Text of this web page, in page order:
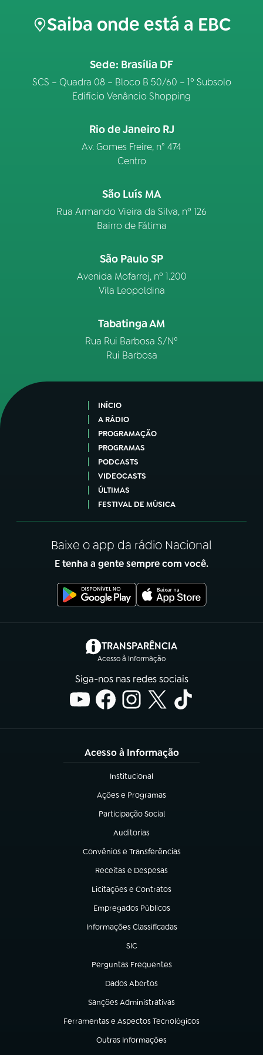
Saiba onde está a EBC
Sede: Brasília DF
SCS – Quadra 08 – Bloco B 50/60 – 1º Subsolo
Edifício Venâncio Shopping
Rio de Janeiro RJ
Av. Gomes Freire, n° 474
Centro
São Luís MA
Rua Armando Vieira da Silva, nº 126
Bairro de Fátima
São Paulo SP
Avenida Mofarrej, nº 1.200
Vila Leopoldina
Tabatinga AM
Rua Rui Barbosa S/Nº
Rui Barbosa
INÍCIO
A RÁDIO
PROGRAMAÇÃO
PROGRAMAS
PODCASTS
VIDEOCASTS
ÚLTIMAS
FESTIVAL DE MÚSICA
Baixe o app da rádio Nacional
E tenha a gente sempre com você.
TRANSPARÊNCIA
Acesso à Informação
(abre em nova aba)
Siga-nos nas redes sociais
Acesso à Informação
Institucional
(abre em nova aba)
Ações e Programas
(abre em nova aba)
Participação Social
(abre em nova aba)
Auditorias
(abre em nova aba)
Convênios e Transferências
(abre em nova aba)
Receitas e Despesas
(abre em nova aba)
Licitações e Contratos
(abre em nova aba)
Empregados Públicos
(abre em nova aba)
Informações Classificadas
(abre em nova aba)
SIC
(abre em nova aba)
Perguntas Frequentes
(abre em nova aba)
Dados Abertos
(abre em nova aba)
Sanções Administrativas
(abre em nova aba)
Ferramentas e Aspectos Tecnológicos
(abre em nova aba)
Outras Informações
(abre em nova aba)